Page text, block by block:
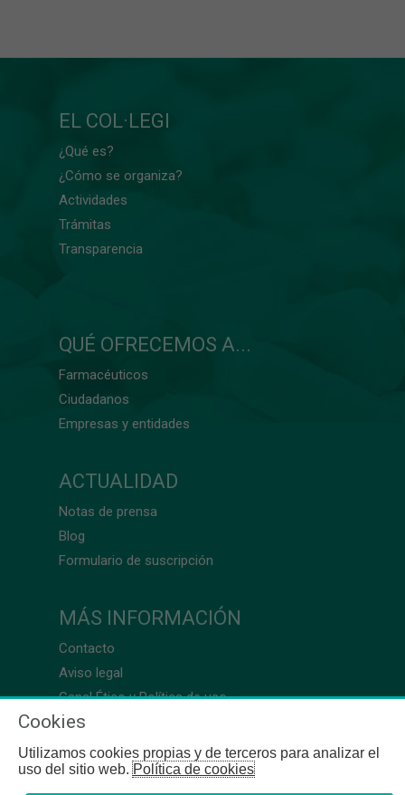
EL COL·LEGI
¿Qué es?
¿Cómo se organiza?
Actividades
Trámitas
Transparencia
QUÉ OFRECEMOS A...
Farmacéuticos
Ciudadanos
Empresas y entidades
ACTUALIDAD
Notas de prensa
Blog
Formulario de suscripción
MÁS INFORMACIÓN
Contacto
Aviso legal
Canal Ético y Política de uso
Cookies
Utilizamos cookies propias y de terceros para analizar el
uso del sitio web.Política de cookies